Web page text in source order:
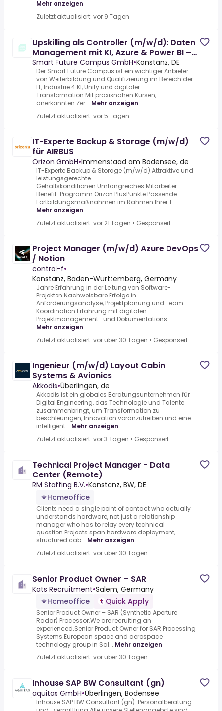
Mehr anzeigen
Zuletzt aktualisiert: vor 9 Tagen
Upskilling als Controller (m/w/d): Daten
Management mit KI, Azure & Power BI –
für den schnellen
Smart Future Campus GmbH•Konstanz, DE
Der Smart Future Campus ist ein wichtiger Anbieter
von Weiterbildung und Qualifizierung im Bereich der
IT, Industrie 4.KI, Unity und digitaler
Transformation.Mit praxisnahen Kursen,
anerkannten Zer... Mehr anzeigen
Zuletzt aktualisiert: vor 5 Tagen
IT-Experte Backup & Storage (m/w/d)
für AIRBUS
Orizon GmbH•Immenstaad am Bodensee, de
IT-Experte Backup & Storage (m/w/d).Attraktive und
leistungsgerechte
Gehaltskonditionen.Umfangreiches Mitarbeiter-
Benefit-Programm Orizon PlusPunkte.Passende
Fortbildungsmaßnahmen im Rahmen Ihrer T...
Mehr anzeigen
Zuletzt aktualisiert: vor 21 Tagen • Gesponsert
Project Manager (m/w/d) Azure DevOps
/ Notion
control-f•
Konstanz, Baden-Württemberg, Germany
Jahre Erfahrung in der Leitung von Software-
Projekten.Nachweisbare Erfolge in
Anforderungsanalyse, Projektplanung und Team-
Koordination.Erfahrung mit digitalen
Projektmanagement- und Dokumentations...
Mehr anzeigen
Zuletzt aktualisiert: vor über 30 Tagen • Gesponsert
Ingenieur (m/w/d) Layout Cabin
Systems & Avionics
Akkodis•Überlingen, de
Akkodis ist ein globales Beratungsunternehmen für
Digital Engineering, das Technologie und Talente
zusammenbringt, um Transformation zu
beschleunigen, Innovation voranzutreiben und eine
intelligent... Mehr anzeigen
Zuletzt aktualisiert: vor 3 Tagen • Gesponsert
Technical Project Manager - Data
Center (Remote)
RM Staffing B.V.•Konstanz, BW, DE
Homeoffice
Clients need a single point of contact who actually
understands hardware, not just a relationship
manager who has to relay every technical
question.Projects span hardware deployment,
structured cab... Mehr anzeigen
Zuletzt aktualisiert: vor über 30 Tagen
Senior Product Owner – SAR
Kats Recruitment•Salem, Germany
Homeoffice
Quick Apply
Senior Product Owner – SAR (Synthetic Aperture
Radar) Processor.We are recruiting an
experienced.Senior Product Owner for SAR Processing
Systems.European space and aerospace
technology group in Sal... Mehr anzeigen
Zuletzt aktualisiert: vor über 30 Tagen
Inhouse SAP BW Consultant (gn)
aquitas GmbH•Überlingen, Bodensee
Inhouse SAP BW Consultant (gn) .Personalberatung